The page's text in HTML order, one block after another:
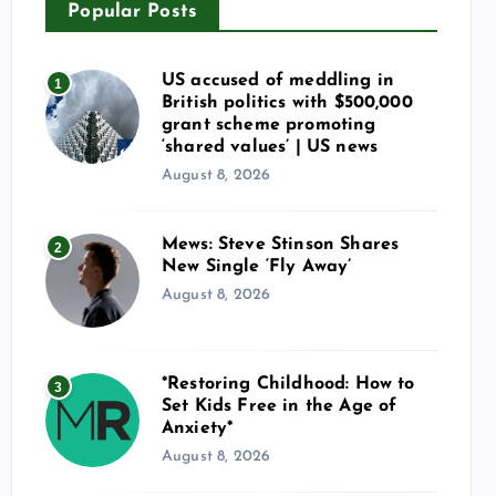
Popular Posts
1
US accused of meddling in
British politics with $500,000
grant scheme promoting
‘shared values’ | US news
August 8, 2026
2
Mews: Steve Stinson Shares
New Single ‘Fly Away’
August 8, 2026
3
*Restoring Childhood: How to
Set Kids Free in the Age of
Anxiety*
August 8, 2026